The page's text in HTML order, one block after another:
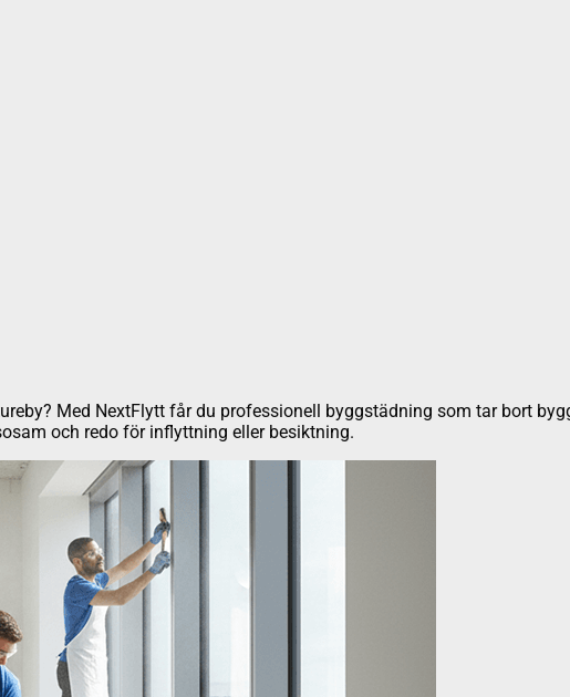
Med NextFlytt får du professionell byggstädning som tar bort
och redo för inflyttning eller besiktning.